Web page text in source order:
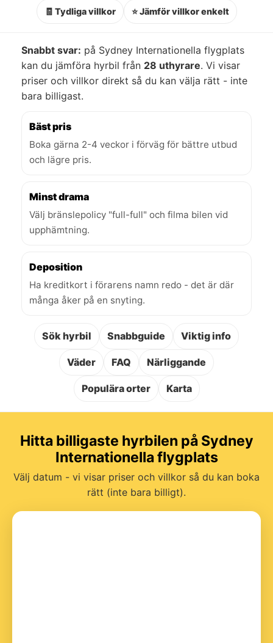
🧾 Tydliga villkor ⭐ Jämför villkor enkelt
Snabbt svar: på Sydney Internationella flygplats
kan du jämföra hyrbil från 28 uthyrare. Vi visar
priser och villkor direkt så du kan välja rätt - inte
bara billigast.
Bäst pris
Boka gärna 2-4 veckor i förväg för bättre utbud
och lägre pris.
Minst drama
Välj bränslepolicy "full-full" och filma bilen vid
upphämtning.
Deposition
Ha kreditkort i förarens namn redo - det är där
många åker på en snyting.
Sök hyrbil Snabbguide Viktig info
Väder FAQ Närliggande
Populära orter Karta
Hitta billigaste hyrbilen på Sydney
Internationella flygplats
Välj datum - vi visar priser och villkor så du kan boka
rätt (inte bara billigt).